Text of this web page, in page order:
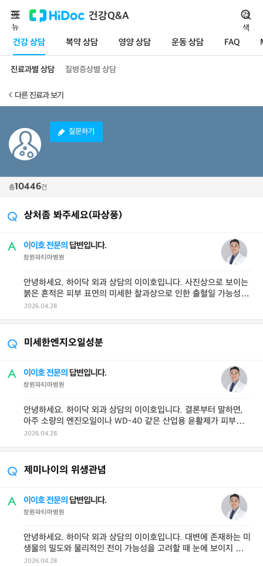
건강Q&A
건강 상담 복약 상담 영양 상담 운동 상담 FAQ
메
뉴
검
색
진료과별 상담 질병증상별 상담
다른 진료과 보기
질문하기
총10446건
상처좀 봐주세요(파상풍)
이이호 전문의 답변입니다.
창원파티마병원
안녕하세요. 하이닥 외과 상담의 이이호입니다. 사진상으로 보이는
붉은 흔적은 피부 표면의 미세한 찰과상으로 인한 출혈일 가능성이
높으며 상처가 깊지 않고 개 ...
2026.04.28
미세한엔지오일성분
이이호 전문의 답변입니다.
창원파티마병원
안녕하세요. 하이닥 외과 상담의 이이호입니다. 결론부터 말하면,
아주 소량의 엔진오일이나 WD-40 같은 산업용 윤활제가 피부의
2026.04.28
제미나이의 위생관념
이이호 전문의 답변입니다.
창원파티마병원
안녕하세요. 하이닥 외과 상담의 이이호입니다. 대변에 존재하는 미
생물의 밀도와 물리적인 전이 가능성을 고려할 때 눈에 보이지 않을
정도의 극미량이라 하더라도 ...
2026.04.28